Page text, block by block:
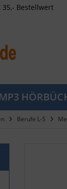
35,- Bestellwert
MP3
Berufe L-S